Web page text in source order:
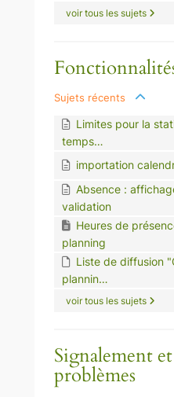
voir tous les sujets
Sujets récents
Limites pour la
temps…
importation
Absence :
validation
Heures de
planning
Liste de diffusion
plannin…
voir tous les sujets
Signalement
problèmes